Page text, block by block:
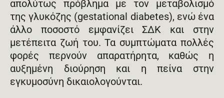
απολύτως πρόβλημα με τον μεταβολισμό
της γλυκόζης (gestational diabetes), ενώ ένα
άλλο ποσοστό εμφανίζει ΣΔΚ και στην
μετέπειτα ζωή του. Τα συμπτώματα πολλές
φορές περνούν απαρατήρητα, καθώς η
αυξημένη διούρηση και η πείνα στην
εγκυμοσύνη δικαιολογούνται.